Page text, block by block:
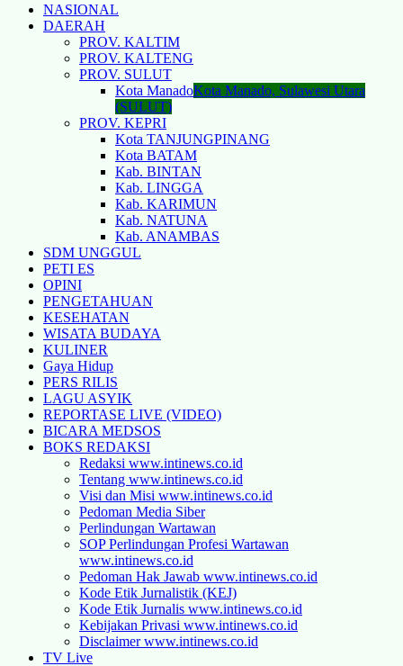
NASIONAL
DAERAH
PROV. KALTIM
PROV. KALTENG
PROV. SULUT
Kota ManadoKota Manado, Sulawesi Utara
(SULUT)
PROV. KEPRI
Kota TANJUNGPINANG
Kota BATAM
Kab. BINTAN
Kab. LINGGA
Kab. KARIMUN
Kab. NATUNA
Kab. ANAMBAS
SDM UNGGUL
PETI ES
OPINI
PENGETAHUAN
KESEHATAN
WISATA BUDAYA
KULINER
Gaya Hidup
PERS RILIS
LAGU ASYIK
REPORTASE LIVE (VIDEO)
BICARA MEDSOS
BOKS REDAKSI
Redaksi www.intinews.co.id
Tentang www.intinews.co.id
Visi dan Misi www.intinews.co.id
Pedoman Media Siber
Perlindungan Wartawan
SOP Perlindungan Profesi Wartawan
www.intinews.co.id
Pedoman Hak Jawab www.intinews.co.id
Kode Etik Jurnalistik (KEJ)
Kode Etik Jurnalis www.intinews.co.id
Kebijakan Privasi www.intinews.co.id
Disclaimer www.intinews.co.id
TV Live